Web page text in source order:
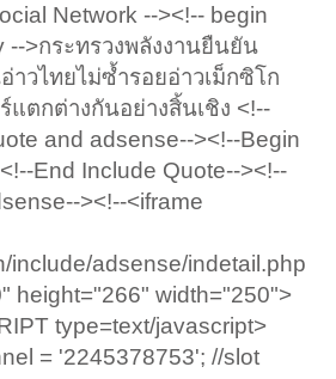
Network --><!-- begin
-->กระทรวงพลังงานยืนยัน
าวไทยไม่ซ้ำรอยอ่าวเม็กซิโก
แตกต่างกันอย่างสิ้นเชิง <!--
and adsense--><!--Begin
End Include Quote--><!--
><!--<iframe
include/adsense/indetail.php
height="266" width="250">
type=text/javascript>
= '2245378753'; //slot